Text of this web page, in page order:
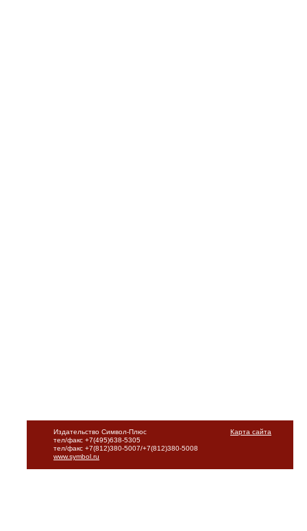
Карта сайта
Издательство Символ-Плюс
тел/факс +7(495)638-5305
тел/факс +7(812)380-5007/+7(812)380-5008
www.symbol.ru